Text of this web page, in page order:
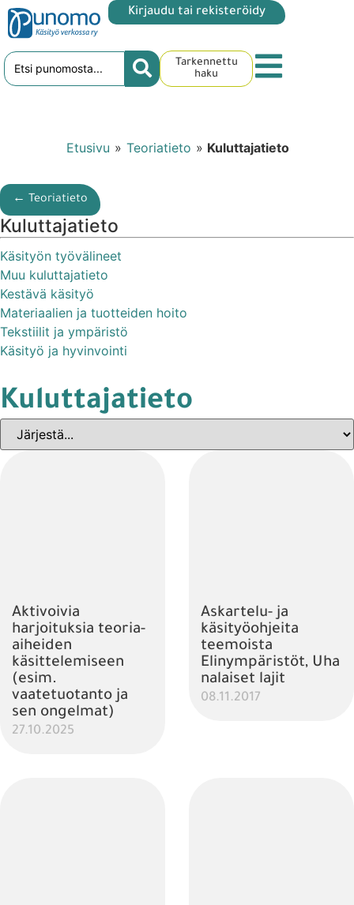
Kirjaudu tai rekisteröidy
Tarkennettu
haku
Etusivu » Teoriatieto » Kuluttajatieto
← Teoriatieto
Kuluttajatieto
Käsityön työvälineet
Muu kuluttajatieto
Kestävä käsityö
Materiaalien ja tuotteiden hoito
Tekstiilit ja ympäristö
Käsityö ja hyvinvointi
Kuluttajatieto
Aktivoivia
harjoituksia teoria-
aiheiden
käsittelemiseen
(esim.
vaatetuotanto ja
sen ongelmat)
27.10.2025
Askartelu- ja
käsityöohjeita
teemoista
Elinympäristöt, Uha
nalaiset lajit
08.11.2017